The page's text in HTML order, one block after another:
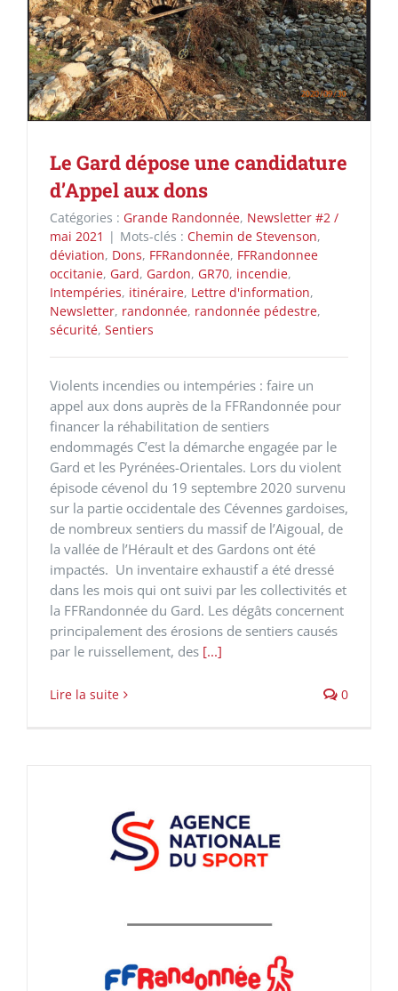
Le Gard dépose une candidature
d’Appel aux dons
Catégories : Grande Randonnée, Newsletter #2 /
mai 2021 | Mots-clés : Chemin de Stevenson,
déviation, Dons, FFRandonnée, FFRandonnee
occitanie, Gard, Gardon, GR70, incendie,
Intempéries, itinéraire, Lettre d'information,
Newsletter, randonnée, randonnée pédestre,
sécurité, Sentiers
Violents incendies ou intempéries : faire un
appel aux dons auprès de la FFRandonnée pour
financer la réhabilitation de sentiers
endommagés C’est la démarche engagée par le
Gard et les Pyrénées-Orientales. Lors du violent
épisode cévenol du 19 septembre 2020 survenu
sur la partie occidentale des Cévennes gardoises,
de nombreux sentiers du massif de l’Aigoual, de
la vallée de l’Hérault et des Gardons ont été
impactés. Un inventaire exhaustif a été dressé
dans les mois qui ont suivi par les collectivités et
la FFRandonnée du Gard. Les dégâts concernent
principalement des érosions de sentiers causés
par le ruissellement, des [...]
Lire la suite 0